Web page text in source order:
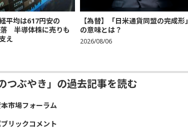
平均は617円安の
半導体株に売りも
え
【為替】「日米通貨同盟の完成形」
の意味とは？
2026/08/06
つぶやき」の過去記事を読む
市場フォーラム
リックコメント